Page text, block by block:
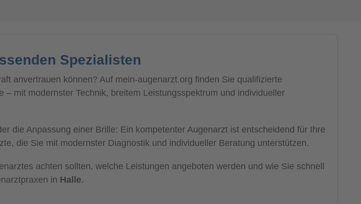
Spezialisten
anvertrauen können? Auf mein-augenarzt.org finden Sie qualifizierte
mit modernster Technik, breitem Leistungsspektrum und individueller
die Anpassung einer Brille: Ein kompetenter Augenarzt ist entscheidend für Ihre
die Sie mit modernster Diagnostik und individueller Beratung unterstützen.
achten sollten, welche Leistungen angeboten werden und wie Sie schnell
in Halle.